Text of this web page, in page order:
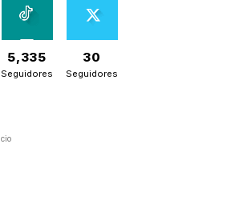
5,335
Seguidores
30
Seguidores